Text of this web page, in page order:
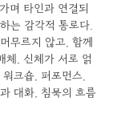
며 타인과 연결되
는 감각적 통로다.
무르지 않고, 함께
체, 신체가 서로 얽
크숍, 퍼포먼스,
대화, 침묵의 흐름